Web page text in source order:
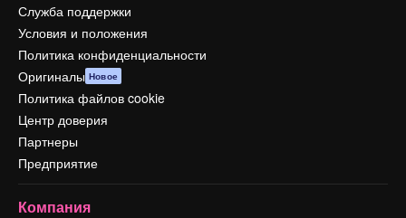
Служба поддержки
Условия и положения
Политика конфиденциальности
Оригиналы Новое
Политика файлов cookie
Центр доверия
Партнеры
Предприятие
Компания